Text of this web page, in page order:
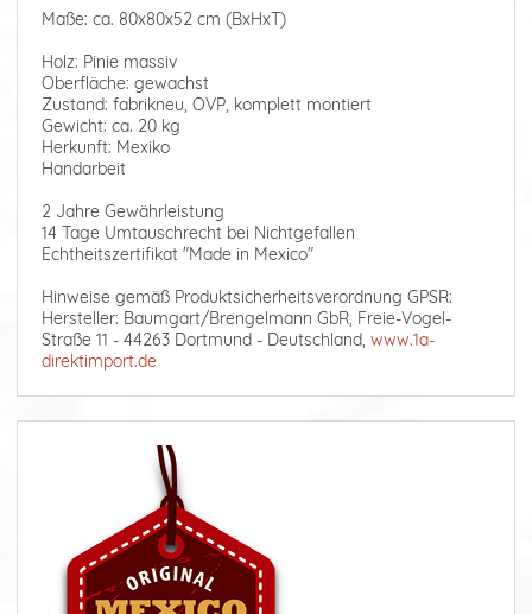
Maße: ca. 80x80x52 cm (BxHxT)
Holz: Pinie massiv
Oberfläche: gewachst
Zustand: fabrikneu, OVP, komplett montiert
Gewicht: ca. 20 kg
Herkunft: Mexiko
Handarbeit
2 Jahre Gewährleistung
14 Tage Umtauschrecht bei Nichtgefallen
Echtheitszertifikat "Made in Mexico"
Hinweise gemäß Produktsicherheitsverordnung GPSR:
Hersteller: Baumgart/Brengelmann GbR, Freie-Vogel-
Straße 11 - 44263 Dortmund - Deutschland, www.1a-
direktimport.de